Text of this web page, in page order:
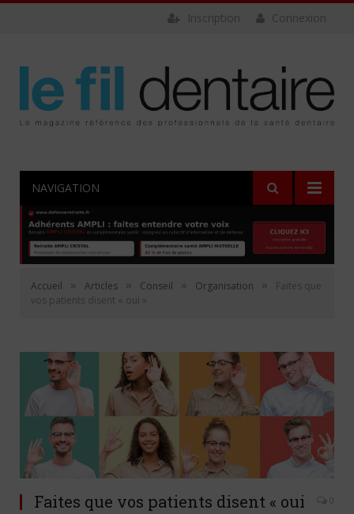
Connexion
Inscription
NAVIGATION
Accueil » Articles » Conseil » Organisation »
Faites que
vos patients disent « oui »
Faites que vos patients disent « oui
0